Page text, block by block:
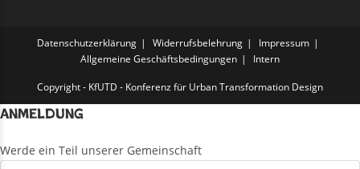
Datenschutzerklärung Widerrufsbelehrung
Impressum
Allgemeine Geschäftsbedingungen
Intern
Copyright - KfUTD - Konferenz für Urban Transformation Design
Anmeldung
Werde ein Teil unserer Gemeinschaft